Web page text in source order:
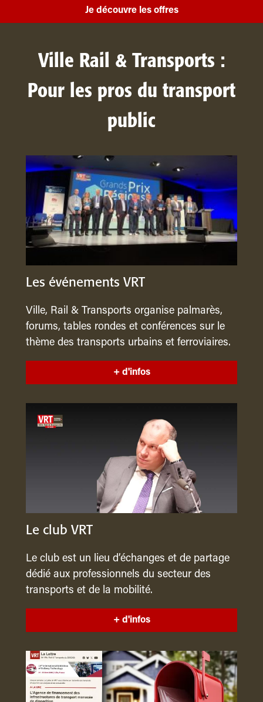
Je découvre les offres
Ville Rail & Transports :
Pour les pros du transport
public
Les événements VRT
Ville, Rail & Transports organise palmarès,
forums, tables rondes et conférences sur le
thème des transports urbains et ferroviaires.
+ d'infos
Le club VRT
Le club est un lieu d’échanges et de partage
dédié aux professionnels du secteur des
transports et de la mobilité.
+ d'infos